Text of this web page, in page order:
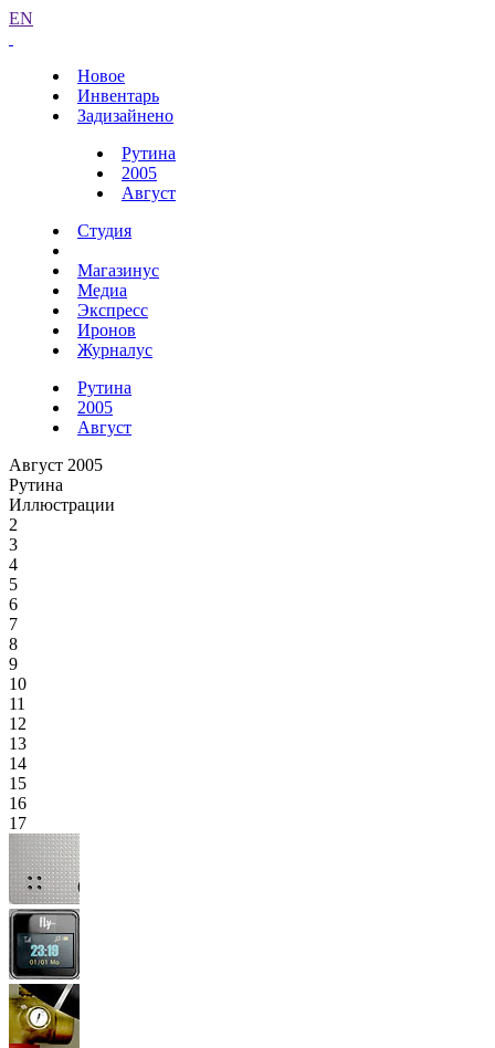
EN
Новое
Инвентарь
Задизайнено
Рутина
2005
Август
Студия
Магазинус
Медиа
Экспресс
Иронов
Журналус
Рутина
2005
Август
Август 2005
Рутина
Иллюстрации
2
3
4
5
6
7
8
9
10
11
12
13
14
15
16
17